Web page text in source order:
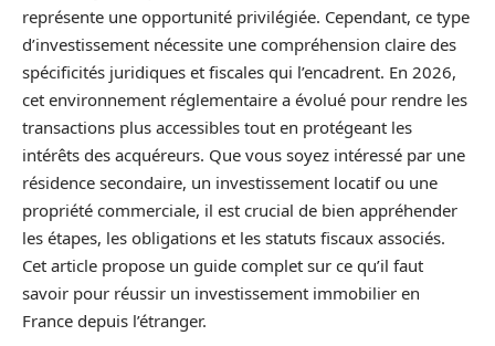
représente une opportunité privilégiée. Cependant, ce type
d’investissement nécessite une compréhension claire des
spécificités juridiques et fiscales qui l’encadrent. En 2026,
cet environnement réglementaire a évolué pour rendre les
transactions plus accessibles tout en protégeant les
intérêts des acquéreurs. Que vous soyez intéressé par une
résidence secondaire, un investissement locatif ou une
propriété commerciale, il est crucial de bien appréhender
les étapes, les obligations et les statuts fiscaux associés.
Cet article propose un guide complet sur ce qu’il faut
savoir pour réussir un investissement immobilier en
France depuis l’étranger.